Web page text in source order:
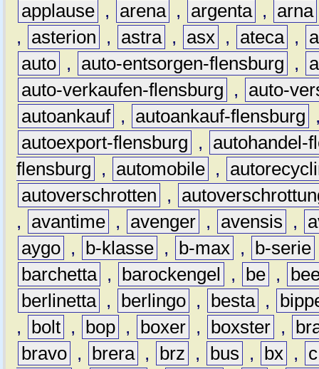
applause , arena , argenta , arna
,
asterion , astra , asx , ateca ,
auto , auto-entsorgen-flensburg ,
auto-verkaufen-flensburg
,
auto-
autoankauf , autoankauf-flensburg
autoexport-flensburg
,
autohandel-
flensburg
, automobile ,
autoverschrotten
,
,
avantime , avenger , avensis ,
aygo , b-klasse , b-max , b-serie
barchetta , barockengel , be ,
berlinetta , berlingo , besta ,
,
bolt , bop , boxer , boxster ,
bravo , brera , brz , bus , bx ,
c